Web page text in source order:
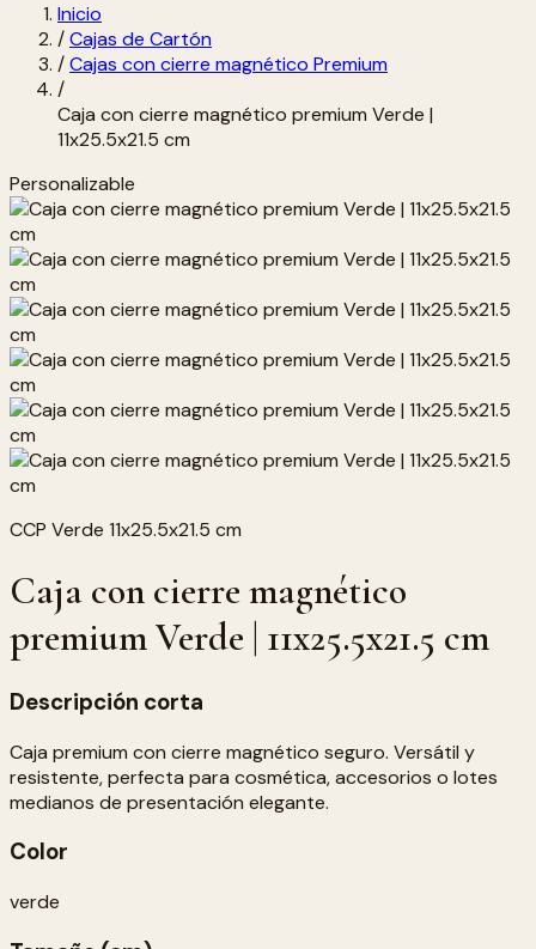
Inicio
/Cajas de Cartón
/Cajas con cierre magnético Premium
/
Caja con cierre magnético premium Verde |
11x25.5x21.5 cm
Personalizable
CCP Verde 11x25.5x21.5 cm
Caja con cierre magnético
premium Verde | 11x25.5x21.5 cm
Descripción corta
Caja premium con cierre magnético seguro. Versátil y
resistente, perfecta para cosmética, accesorios o lotes
medianos de presentación elegante.
Color
verde